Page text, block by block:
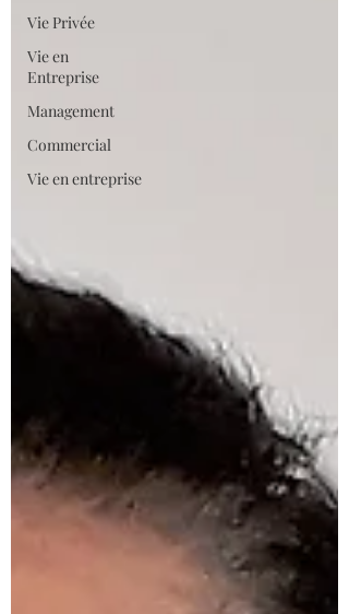
Vie Privée
Vie en
Entreprise
Management
Commercial
Vie en entreprise